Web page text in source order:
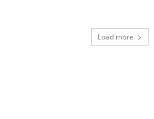
Load more